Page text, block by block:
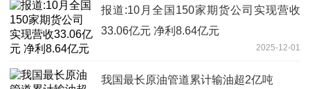
报道:10月全国150家期货公司实现营收
33.06亿元 净利8.64亿元
2025-12-01
我国最长原油管道累计输油超2亿吨